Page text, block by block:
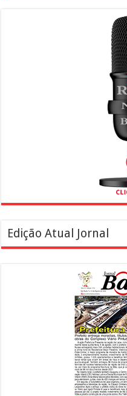
Edição Atual Jornal